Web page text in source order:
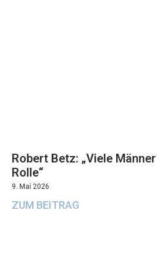
Robert Betz: „Viele
Rolle“
9. Mai 2026
ZUM BEITRAG